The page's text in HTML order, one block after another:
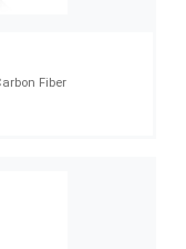
Fiber